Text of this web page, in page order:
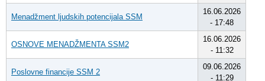
Menadžment ljudskih potencijala SSM
16.06.2026
- 17:48
OSNOVE MENADŽMENTA SSM2
16.06.2026
- 11:32
Poslovne financije SSM 2
09.06.2026
- 11:29